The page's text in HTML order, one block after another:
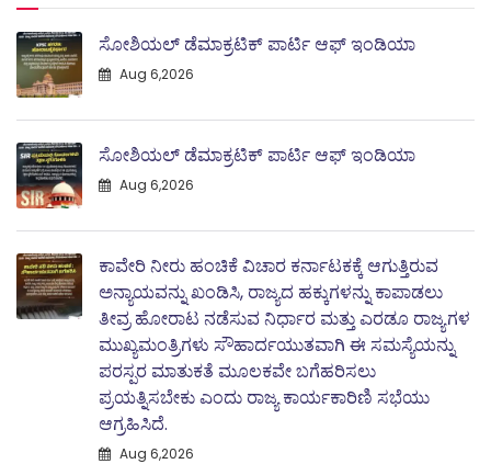
ಸೋಶಿಯಲ್ ಡೆಮಾಕ್ರಟಿಕ್ ಪಾರ್ಟಿ ಆಫ್ ಇಂಡಿಯಾ
Aug 6,2026
ಸೋಶಿಯಲ್ ಡೆಮಾಕ್ರಟಿಕ್ ಪಾರ್ಟಿ ಆಫ್ ಇಂಡಿಯಾ
Aug 6,2026
ಕಾವೇರಿ ನೀರು ಹಂಚಿಕೆ ವಿಚಾರ ಕರ್ನಾಟಕಕ್ಕೆ ಆಗುತ್ತಿರುವ
ಅನ್ಯಾಯವನ್ನು ಖಂಡಿಸಿ, ರಾಜ್ಯದ ಹಕ್ಕುಗಳನ್ನು ಕಾಪಾಡಲು
ತೀವ್ರ ಹೋರಾಟ ನಡೆಸುವ ನಿರ್ಧಾರ ಮತ್ತು ಎರಡೂ ರಾಜ್ಯಗಳ
ಮುಖ್ಯಮಂತ್ರಿಗಳು ಸೌಹಾರ್ದಯುತವಾಗಿ ಈ ಸಮಸ್ಯೆಯನ್ನು
ಪರಸ್ಪರ ಮಾತುಕತೆ ಮೂಲಕವೇ ಬಗೆಹರಿಸಲು
ಪ್ರಯತ್ನಿಸಬೇಕು ಎಂದು ರಾಜ್ಯ ಕಾರ್ಯಕಾರಿಣಿ ಸಭೆಯು
ಆಗ್ರಹಿಸಿದೆ.
Aug 6,2026